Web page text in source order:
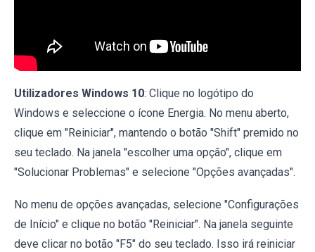
Utilizadores Windows 10: Clique no logótipo do
Windows e seleccione o ícone Energia. No menu aberto,
clique em "Reiniciar", mantendo o botão "Shift" premido no
seu teclado. Na janela "escolher uma opção", clique em
"Solucionar Problemas" e selecione "Opções avançadas".
No menu de opções avançadas, selecione "Configurações
de Início" e clique no botão "Reiniciar". Na janela seguinte
deve clicar no botão "F5" do seu teclado. Isso irá reiniciar